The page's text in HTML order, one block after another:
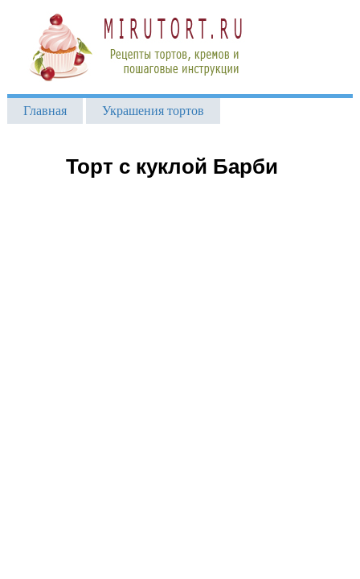
Главная Украшения тортов
Торт с куклой Барби